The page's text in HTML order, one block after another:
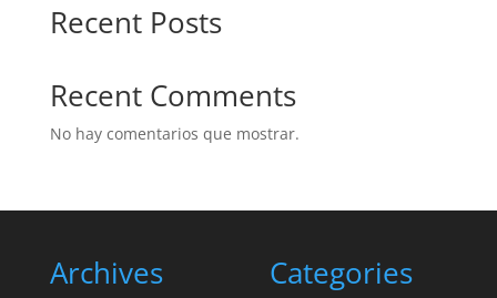
Recent Posts
Recent Comments
No hay comentarios que mostrar.
Archives Categories